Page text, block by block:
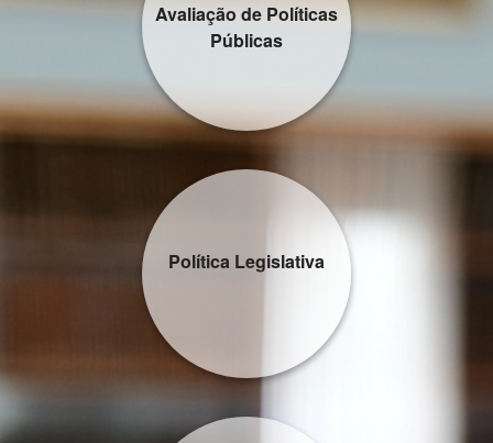
Avaliação de Políticas
Públicas
Política Legislativa